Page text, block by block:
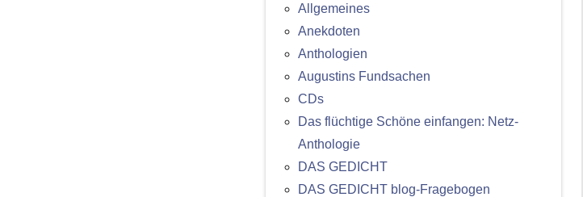
Allgemeines
Anekdoten
Anthologien
Augustins Fundsachen
CDs
Das flüchtige Schöne einfangen: Netz-
Anthologie
DAS GEDICHT
DAS GEDICHT blog-Fragebogen